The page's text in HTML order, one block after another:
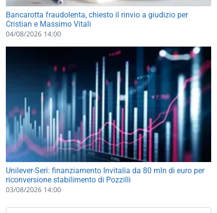
Bancarotta fraudolenta, chiesto il rinvio a giudizio per
Cristian e Massimo Vitali
04/08/2026 14:00
Unilever-Seri: finanziamento Invitalia da 80 mln di euro per
riconversione stabilimento di Pozzilli
03/08/2026 14:00